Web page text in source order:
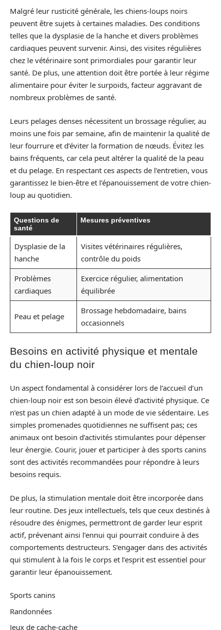
Malgré leur rusticité générale, les chiens-loups noirs
peuvent être sujets à certaines maladies. Des conditions
telles que la dysplasie de la hanche et divers problèmes
cardiaques peuvent survenir. Ainsi, des visites régulières
chez le vétérinaire sont primordiales pour garantir leur
santé. De plus, une attention doit être portée à leur régime
alimentaire pour éviter le surpoids, facteur aggravant de
nombreux problèmes de santé.
Leurs pelages denses nécessitent un brossage régulier, au
moins une fois par semaine, afin de maintenir la qualité de
leur fourrure et d’éviter la formation de nœuds. Évitez les
bains fréquents, car cela peut altérer la qualité de la peau
et du pelage. En respectant ces aspects de l’entretien, vous
garantissez le bien-être et l’épanouissement de votre chien-
loup au quotidien.
Questions de
santé
Mesures préventives
Dysplasie de la
hanche
Visites vétérinaires régulières,
contrôle du poids
Problèmes
cardiaques
Exercice régulier, alimentation
équilibrée
Peau et pelage
Brossage hebdomadaire, bains
occasionnels
Besoins en activité physique et mentale
du chien-loup noir
Un aspect fondamental à considérer lors de l’accueil d’un
chien-loup noir est son besoin élevé d’activité physique. Ce
n’est pas un chien adapté à un mode de vie sédentaire. Les
simples promenades quotidiennes ne suffisent pas; ces
animaux ont besoin d’activités stimulantes pour dépenser
leur énergie. Courir, jouer et participer à des sports canins
sont des activités recommandées pour répondre à leurs
besoins requis.
De plus, la stimulation mentale doit être incorporée dans
leur routine. Des jeux intellectuels, tels que ceux destinés à
résoudre des énigmes, permettront de garder leur esprit
actif, prévenant ainsi l’ennui qui pourrait conduire à des
comportements destructeurs. S’engager dans des activités
qui stimulent à la fois le corps et l’esprit est essentiel pour
garantir leur épanouissement.
Sports canins
Randonnées
Jeux de cache-cache